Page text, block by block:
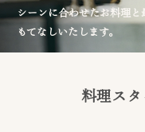
シーンに合わせたお料理と
もてなしいたします。
料理スタ